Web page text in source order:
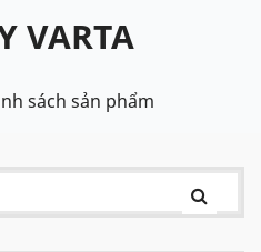
VARTA
sách sản phẩm